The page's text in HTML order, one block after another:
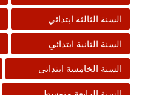
السنة الثالثة ابتدائي
السنة الثانية ابتدائي
السنة الخامسة ابتدائي